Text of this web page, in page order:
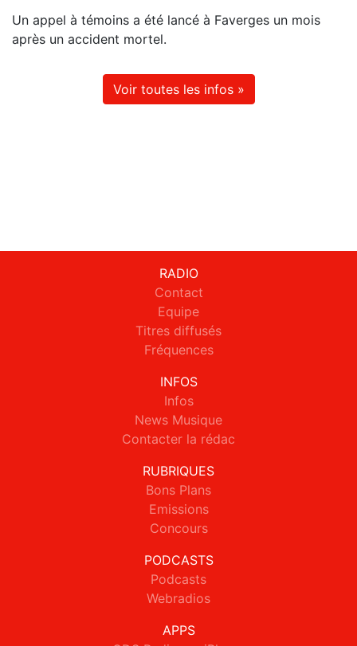
Un appel à témoins a été lancé à Faverges un mois
après un accident mortel.
Voir toutes les infos »
RADIO
Contact
Equipe
Titres diffusés
Fréquences
INFOS
Infos
News Musique
Contacter la rédac
RUBRIQUES
Bons Plans
Emissions
Concours
PODCASTS
Podcasts
Webradios
APPS